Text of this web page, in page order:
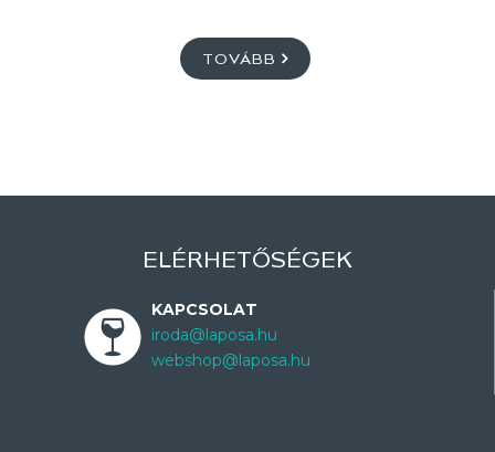
TOVÁBB
ELÉRHETŐSÉGEK
KAPCSOLAT
iroda@laposa.hu
webshop@laposa.hu